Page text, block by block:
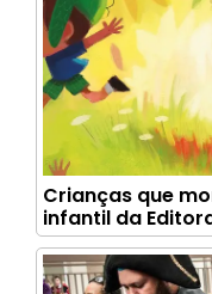
Crianças que
infantil da